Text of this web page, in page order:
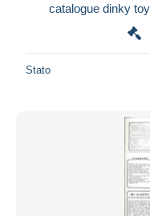
catalogue dinky
Stato